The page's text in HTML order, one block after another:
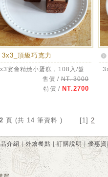
3x3_頂級巧克力
宴會精緻小蛋糕，108入/盤
售價 /NT. 3000
特價 / NT.2700
2 頁 (共 14 筆資料 ) [1] 2
介紹 |外燴餐點 |訂購說明 |優惠